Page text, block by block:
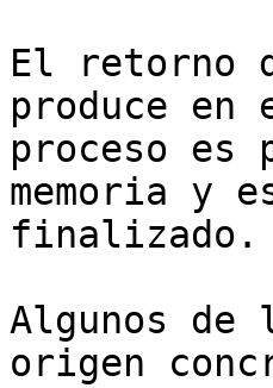
El retorno
produce en
proceso es
memoria y
finalizado.
Algunos de
origen